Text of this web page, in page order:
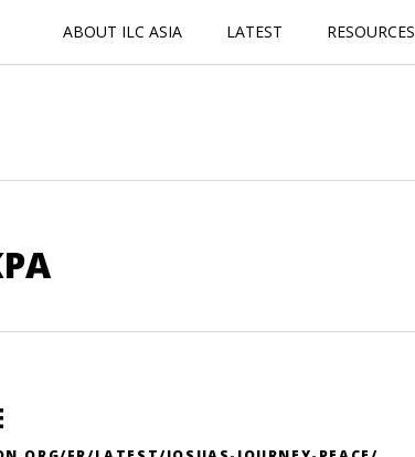
ABOUT ILC ASIA LATEST RESOURCES